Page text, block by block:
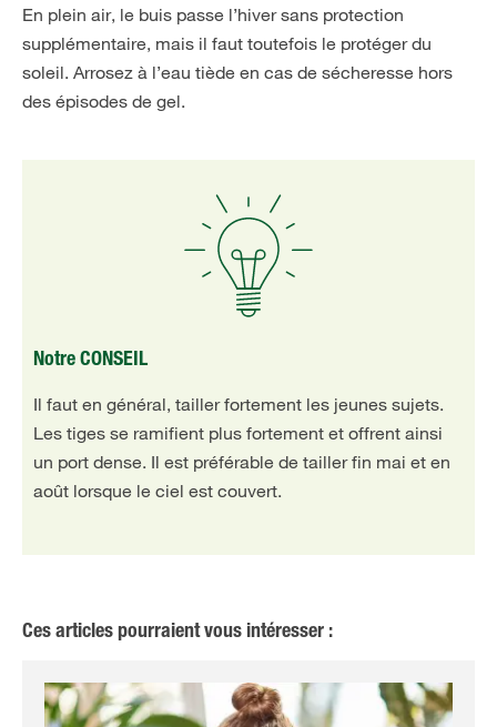
En plein air, le buis passe l’hiver sans protection
supplémentaire, mais il faut toutefois le protéger du
soleil. Arrosez à l’eau tiède en cas de sécheresse hors
des épisodes de gel.
Notre CONSEIL
Il faut en général, tailler fortement les jeunes sujets.
Les tiges se ramifient plus fortement et offrent ainsi
un port dense. Il est préférable de tailler fin mai et en
août lorsque le ciel est couvert.
Ces articles pourraient vous intéresser :